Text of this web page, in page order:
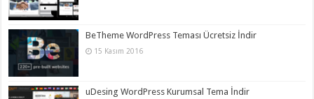
BeTheme WordPress Teması Ücretsiz İndir
15 Kasım 2016
uDesing WordPress Kurumsal Tema İndir